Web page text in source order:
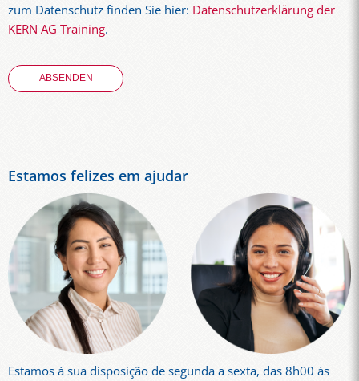
zum Datenschutz finden Sie hier: Datenschutzerklärung der
KERN AG Training.
Estamos felizes em ajudar
Estamos à sua disposição de segunda a sexta, das 8h00 às